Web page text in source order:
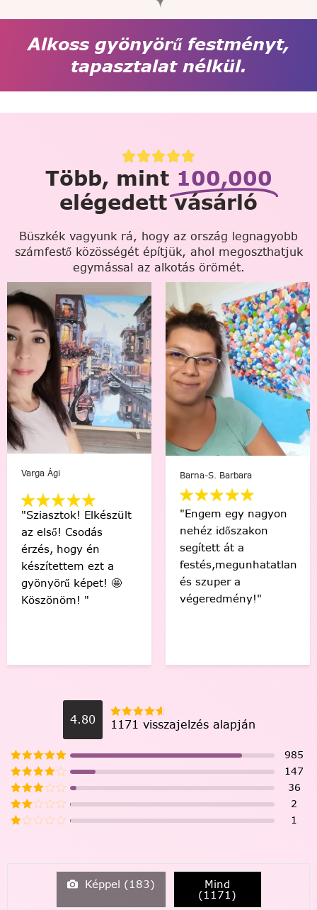
Alkoss gyönyörű festményt,
tapasztalat nélkül.
Több, mint 100,000
elégedett vásárló
Büszkék vagyunk rá, hogy az ország legnagyobb
számfestő közösségét építjük, ahol megoszthatjuk
egymással az alkotás örömét.
Barna-S. Barbara
"Engem egy nagyon
nehéz időszakon
segített át a
festés,megunhatatlan
és szuper a
végeredmény!"
"Én és a kislányom
együtt festettük az
általa kiválasztott
képet. Élveztük
minden pillanatát!"
4.80 1171 visszajelzés alapján
985
147
36
2
1
Képpel (183) Mind
(1171)